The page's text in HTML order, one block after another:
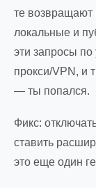
те возвращают
локальные и
эти запросы
прокси/VPN, и
— ты попался.
Фикс:
ставить
это еще один